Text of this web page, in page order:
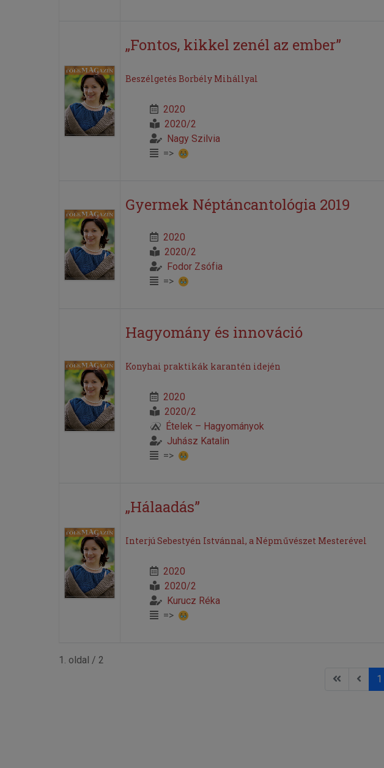
„Fontos, kikkel zenél az ember”
Beszélgetés Borbély Mihállyal
2020
2020/2
Nagy Szilvia
=>
Gyermek Néptáncantológia 2019
2020
2020/2
Fodor Zsófia
=>
Hagyomány és innováció
Konyhai praktikák karantén idején
2020
2020/2
Ételek – Hagyományok
Juhász Katalin
=>
„Hálaadás”
Interjú Sebestyén Istvánnal, a Népművészet Mesterével
2020
2020/2
Kurucz Réka
=>
1. oldal / 2
1